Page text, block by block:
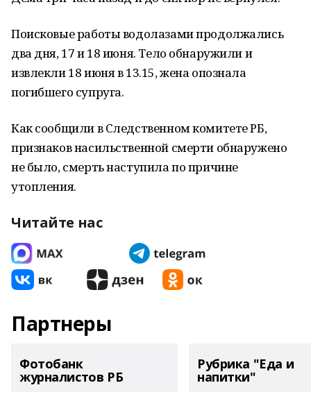
Поисковые работы водолазами продолжались
два дня, 17 и 18 июня. Тело обнаружили и
извлекли 18 июня в 13.15, жена опознала
погибшего супруга.
Как сообщили в Следственном комитете РБ,
признаков насильственной смерти обнаружено
не было, смерть наступила по причине
утопления.
Читайте нас
Партнеры
Фотобанк
журналистов РБ
Рубрика "Еда и
напитки"